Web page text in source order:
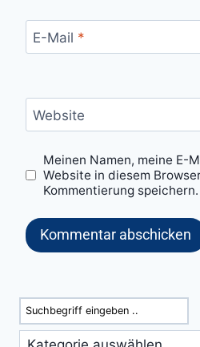
E-Mail *
Website
Meinen Namen, meine E-
Website in diesem
Kommentierung speichern.
Suchen
Kategorien